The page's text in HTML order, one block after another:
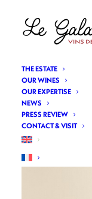
THE ESTATE
OUR WINES
OUR EXPERTISE
NEWS
PRESS REVIEW
CONTACT & VISIT